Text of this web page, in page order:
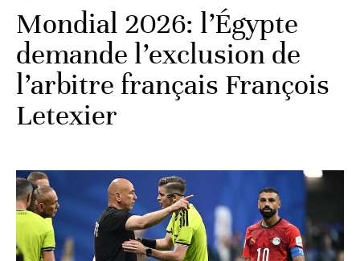
Mondial 2026: l’Égypte
demande l’exclusion de
l’arbitre français François
Letexier